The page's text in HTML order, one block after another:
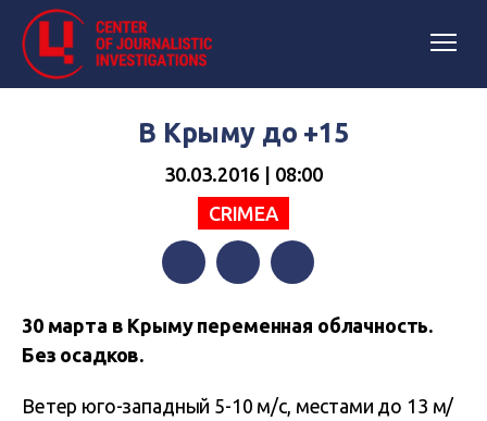
В Крыму до +15
30.03.2016 | 08:00
CRIMEA
30 марта в Крыму переменная облачность.
Без осадков.
Ветер юго-западный 5-10 м/с, местами до 13 м/